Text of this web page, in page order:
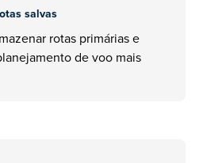
salvas
rotas primárias e
de voo mais